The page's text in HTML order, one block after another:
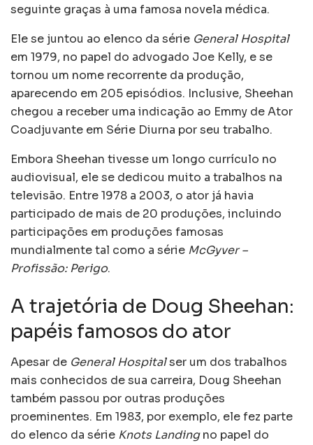
seguinte graças à uma famosa novela médica.
Ele se juntou ao elenco da série General Hospital
em 1979, no papel do advogado Joe Kelly, e se
tornou um nome recorrente da produção,
aparecendo em 205 episódios. Inclusive, Sheehan
chegou a receber uma indicação ao Emmy de Ator
Coadjuvante em Série Diurna por seu trabalho.
Embora Sheehan tivesse um longo currículo no
audiovisual, ele se dedicou muito a trabalhos na
televisão. Entre 1978 a 2003, o ator já havia
participado de mais de 20 produções, incluindo
participações em produções famosas
mundialmente tal como a série McGyver –
Profissão: Perigo.
A trajetória de Doug Sheehan:
papéis famosos do ator
Apesar de General Hospitalser um dos trabalhos
mais conhecidos de sua carreira, Doug Sheehan
também passou por outras produções
proeminentes. Em 1983, por exemplo, ele fez parte
do elenco da série Knots Landingno papel do